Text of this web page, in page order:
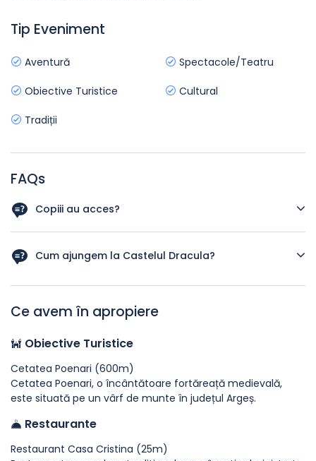
Tip Eveniment
Aventură Spectacole/Teatru
Obiective Turistice Cultural
Tradiții
FAQs
Copiii au acces?
organizate
Cum ajungem la Castelul Dracula?
Castelul este situat chiar pe drumul Transfagarasan cu
masina sau autocar.
Ce avem în apropiere
Obiective Turistice
Cetatea Poenari (600m)
Cetatea Poenari, o încântătoare fortăreață medievală,
este situată pe un vârf de munte în județul Argeș.
Restaurante
Restaurant Casa Cristina (25m)